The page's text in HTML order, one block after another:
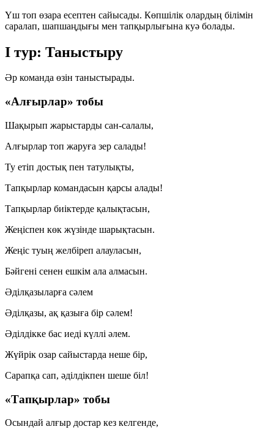
Үш топ өзара есептен сайысады. Көпшілік олардың білімін
саралап, шапшаңдығы мен тапқырлығына куә болады.
I тур: Таныстыру
Әр команда өзін таныстырады.
«Алғырлар» тобы
Шақырып жарыстарды сан-салалы,
Алғырлар топ жаруға зер салады!
Ту етіп достық пен татулықты,
Тапқырлар командасын қарсы алады!
Тапқырлар биіктерде қалықтасын,
Жеңіспен көк жүзінде шарықтасын.
Жеңіс туың желбіреп алауласын,
Бәйгені сенен ешкім ала алмасын.
Әділқазыларға сәлем
Әділқазы, ақ қазыға бір сәлем!
Әділдікке бас иеді күллі әлем.
Жүйрік озар сайыстарда неше бір,
Сарапқа сап, әділдікпен шеше біл!
«Тапқырлар» тобы
Осындай алғыр достар кез келгенде,